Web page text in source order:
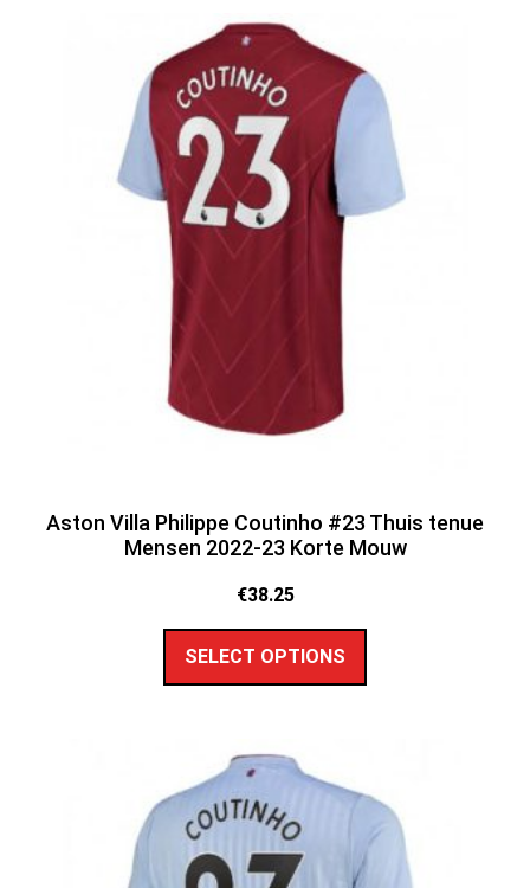
Aston Villa Philippe Coutinho #23 Thuis tenue
Mensen 2022-23 Korte Mouw
€38.25
SELECT OPTIONS